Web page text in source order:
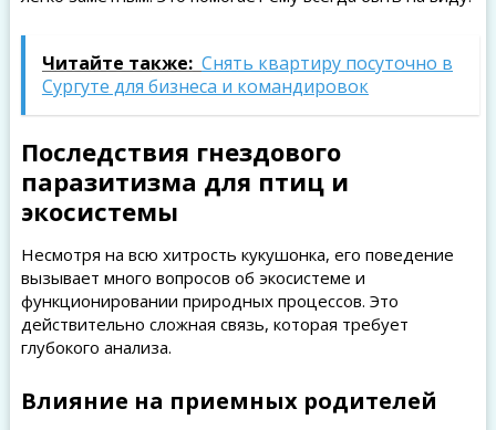
Читайте также: Снять квартиру посуточно в
Сургуте для бизнеса и командировок
Последствия гнездового
паразитизма для птиц и
экосистемы
Несмотря на всю хитрость кукушонка, его поведение
вызывает много вопросов об экосистеме и
функционировании природных процессов. Это
действительно сложная связь, которая требует
глубокого анализа.
Влияние на приемных родителей